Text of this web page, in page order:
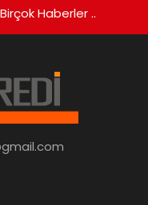
Haberler ..